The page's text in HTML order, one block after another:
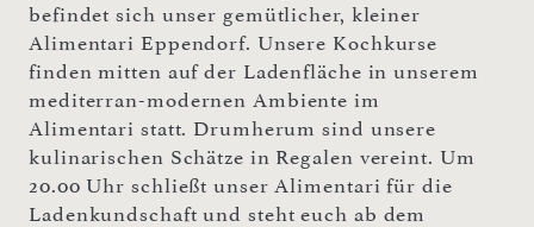
befindet sich unser gemütlicher, kleiner
Alimentari Eppendorf. Unsere Kochkurse
finden mitten auf der Ladenfläche in unserem
mediterran-modernen Ambiente im
Alimentari statt. Drumherum sind unsere
kulinarischen Schätze in Regalen vereint. Um
20.00 Uhr schließt unser Alimentari für die
Ladenkundschaft und steht euch ab dem